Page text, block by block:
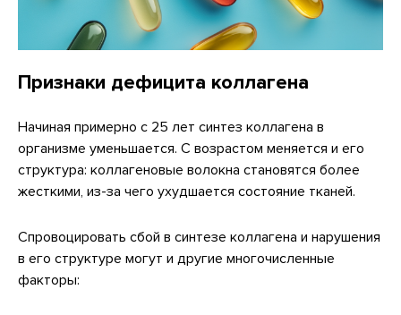
Признаки дефицита коллагена
Начиная примерно с 25 лет синтез коллагена в
организме уменьшается. С возрастом меняется и его
структура: коллагеновые волокна становятся более
жесткими, из-за чего ухудшается состояние тканей.
Спровоцировать сбой в синтезе коллагена и нарушения
в его структуре могут и другие многочисленные
факторы: